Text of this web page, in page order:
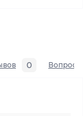
0 Вопросы